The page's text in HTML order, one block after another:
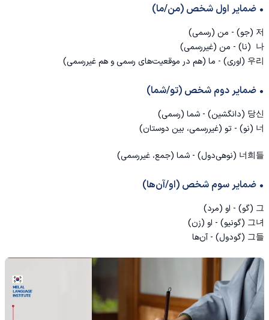
• ضمایر اول شخص (من/ما)
저 (جو) - من (رسمی)
나 (نا) - من (غیررسمی)
우리 (اوری) - ما (هم در موقعیت‌های رسمی و هم غیررسمی)
• ضمایر دوم شخص (تو/شما)
당신 (دانگشین) - شما (رسمی)
너 (نو) - تو (غیررسمی، بین دوستان)
너희들 (نوهی‌دول) - شما (جمع، غیررسمی)
• ضمایر سوم شخص (او/آن‌ها)
그 (گو) - او (مرد)
그녀 (گونیو) - او (زن)
그들 (گودول) - آن‌ها